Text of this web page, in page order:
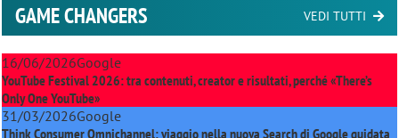
GAME CHANGERS VEDI TUTTI
16/06/2026Google
YouTube Festival 2026: tra contenuti, creator e risultati, perché «There’s
Only One YouTube»
31/03/2026Google
Think Consumer Omnichannel: viaggio nella nuova Search di Google guidata